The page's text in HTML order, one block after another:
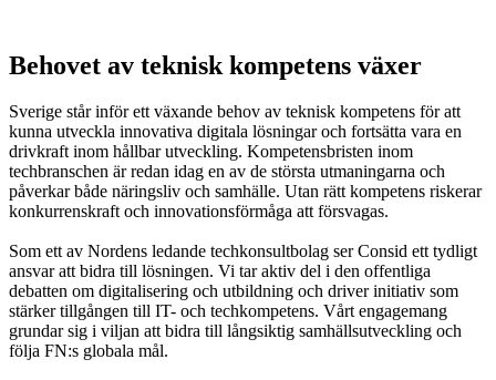
Behovet av teknisk kompetens växer
Sverige står inför ett växande behov av teknisk kompetens för att
kunna utveckla innovativa digitala lösningar och fortsätta vara en
drivkraft inom hållbar utveckling. Kompetensbristen inom
techbranschen är redan idag en av de största utmaningarna och
påverkar både näringsliv och samhälle. Utan rätt kompetens riskerar
konkurrenskraft och innovationsförmåga att försvagas.
Som ett av Nordens ledande techkonsultbolag ser Consid ett tydligt
ansvar att bidra till lösningen. Vi tar aktiv del i den offentliga
debatten om digitalisering och utbildning och driver initiativ som
stärker tillgången till IT- och techkompetens. Vårt engagemang
grundar sig i viljan att bidra till långsiktig samhällsutveckling och
följa FN:s globala mål.